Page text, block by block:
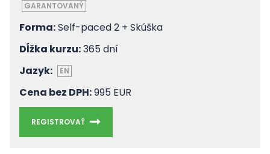
GARANTOVANÝ
Forma:Self-paced 2 + Skúška
Dĺžka kurzu:365 dní
Jazyk:
EN
Cena bez DPH:995 EUR
REGISTROVAŤ